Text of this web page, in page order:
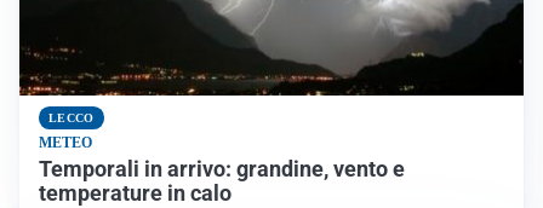
LECCO
METEO
Temporali in arrivo: grandine, vento e
temperature in calo